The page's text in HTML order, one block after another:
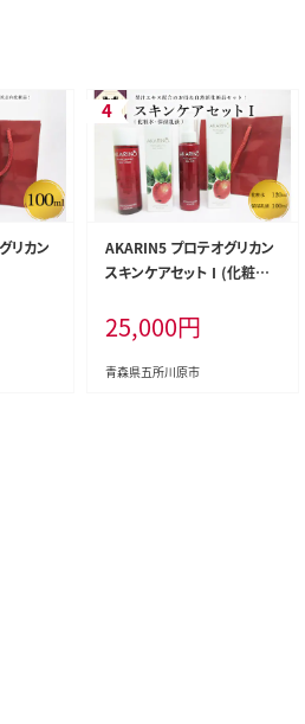
リカン
AKARIN5 プロテオグリカン
スキンケアセットⅠ(化粧水
25,000円
青森県五所川原市